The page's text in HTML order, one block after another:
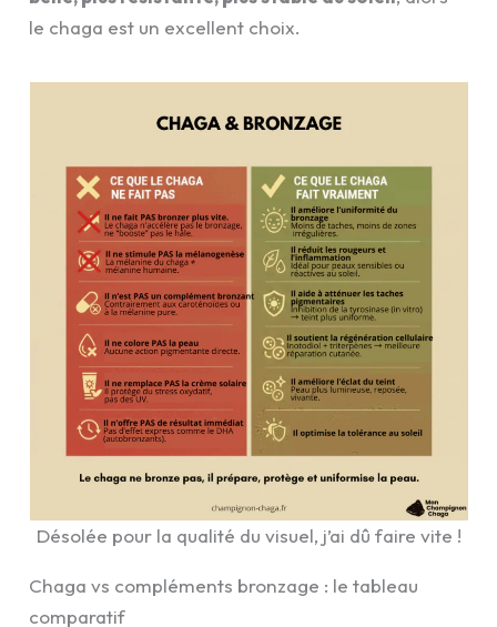
le chaga est un excellent choix.
Désolée pour la qualité du visuel, j’ai dû faire vite !
Chaga vs compléments bronzage : le tableau
comparatif